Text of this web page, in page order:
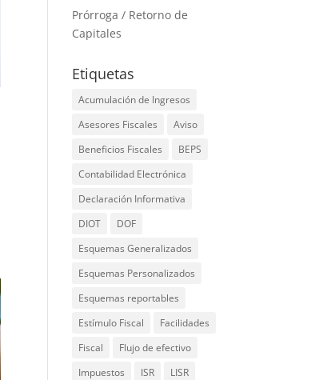
Prórroga / Retorno de
Capitales
Etiquetas
Acumulación de Ingresos
Asesores Fiscales
Aviso
Beneficios Fiscales
BEPS
Contabilidad Electrónica
Declaración Informativa
DIOT
DOF
Esquemas Generalizados
Esquemas Personalizados
Esquemas reportables
Estímulo Fiscal
Facilidades
Fiscal
Flujo de efectivo
Impuestos
ISR
LISR